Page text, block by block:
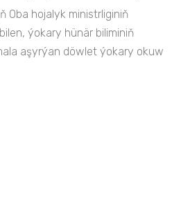
Oba hojalyk ministrliginiň
ýokary hünär biliminiň
aşyrýan döwlet ýokary okuw